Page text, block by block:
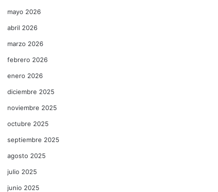
mayo 2026
abril 2026
marzo 2026
febrero 2026
enero 2026
diciembre 2025
noviembre 2025
octubre 2025
septiembre 2025
agosto 2025
julio 2025
junio 2025